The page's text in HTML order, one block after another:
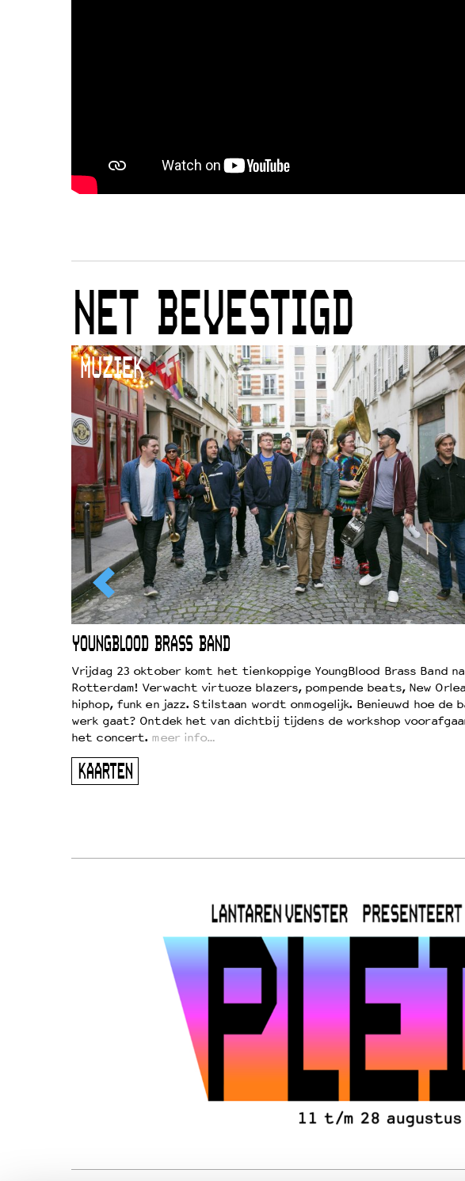
NET BEVESTIGD
MUZIEK
YOUNGBLOOD BRASS BAND
Vrijdag 23 oktober komt het tienkoppige YoungBlood Brass Band
Rotterdam! Verwacht virtuoze blazers, pompende beats, New
hiphop, funk en jazz. Stilstaan wordt onmogelijk. Benieuwd hoe de
werk gaat? Ontdek het van dichtbij tijdens de workshop
het concert. meer info…
KAARTEN